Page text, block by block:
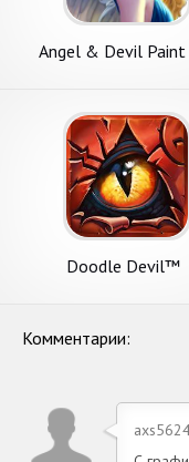
Angel & Devil Paint
Doodle Devil™
Комментарии: